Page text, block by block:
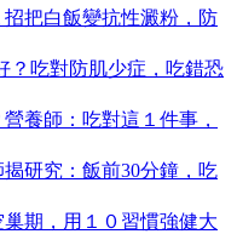
把白飯變抗性澱粉，防
？吃對防肌少症，吃錯恐
養師：吃對這１件事，
研究：飯前30分鐘，吃
期，用１０習慣強健大